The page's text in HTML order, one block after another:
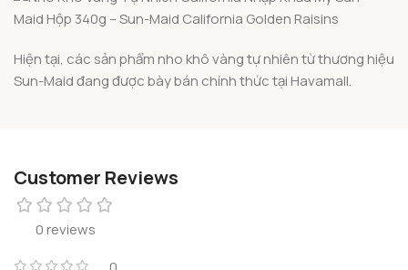
Hiện tại, các sản phẩm nho khô vàng tự nhiên từ thương hiệu
Sun-Maid đang được bày bán chính thức tại Havamall.
Customer Reviews
0 reviews